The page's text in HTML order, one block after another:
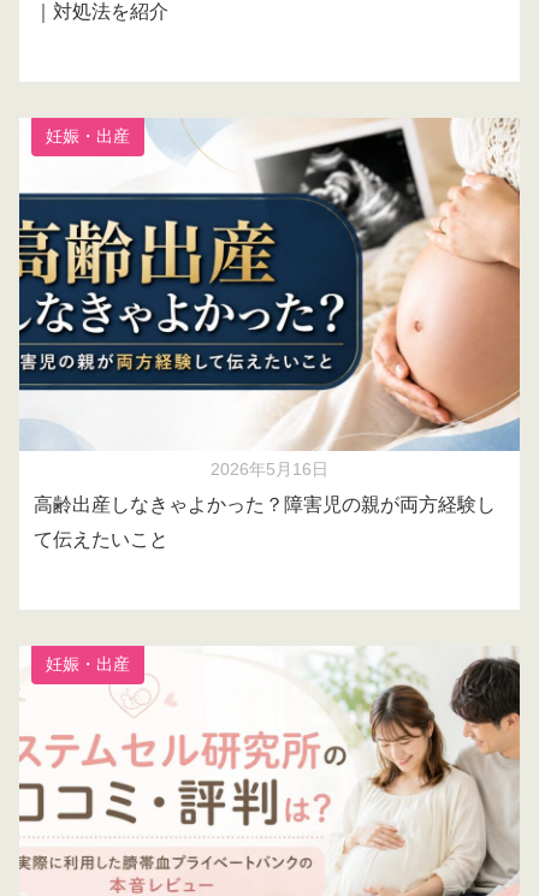
｜対処法を紹介
妊娠・出産
2026年5月16日
高齢出産しなきゃよかった？障害児の親が両方経験し
て伝えたいこと
妊娠・出産